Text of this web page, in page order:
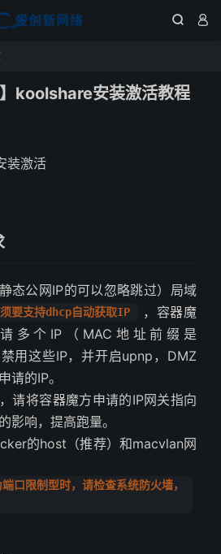
 
koolshare安装激活教程
装激活
态公网IP的可以忽略跳过）局域
要支持dhcp自动获取IP
，容器魔
多个IP（MAC地址前缀是
用这些IP，并开启upnp，DMZ
请的IP。
请将容器魔方申请的IP网关指向
影响，提高跑量。
的host（推荐）和macvlan网
口限制型时，请检查系统防火墙，